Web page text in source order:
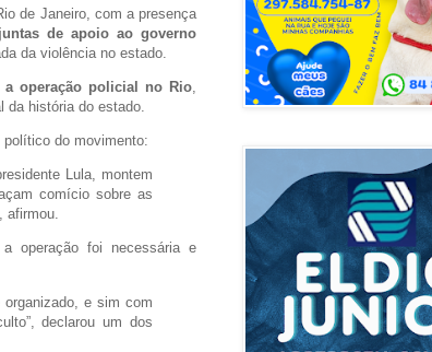
de Janeiro, com a presença
de apoio ao governo
da violência no estado.
a operação policial no Rio
história do estado.
do movimento:
Lula, montem
comício sobre as
afirmou.
operação foi necessária e
e sim com
declarou um dos